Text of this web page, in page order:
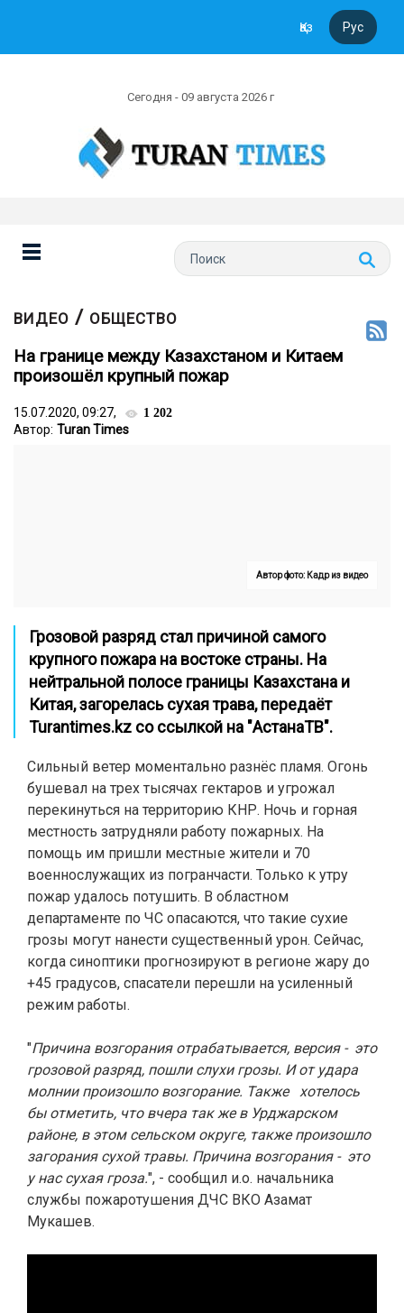
Қаз Рус
Сегодня - 09 августа 2026 г
ВИДЕО / ОБЩЕСТВО
На границе между Казахстаном и Китаем
произошёл крупный пожар
15.07.2020, 09:27, 1 202
Автор: Turan Times
Автор фото: Кадр из видео
Грозовой разряд стал причиной самого
крупного пожара на востоке страны. На
нейтральной полосе границы Казахстана и
Китая, загорелась сухая трава, передаёт
Turantimes.kz со ссылкой на "АстанаТВ".
Сильный ветер моментально разнёс пламя. Огонь
бушевал на трех тысячах гектаров и угрожал
перекинуться на территорию КНР. Ночь и горная
местность затрудняли работу пожарных. На
помощь им пришли местные жители и 70
военнослужащих из погранчасти. Только к утру
пожар удалось потушить. В областном
департаменте по ЧС опасаются, что такие сухие
грозы могут нанести существенный урон. Сейчас,
когда синоптики прогнозируют в регионе жару до
+45 градусов, спасатели перешли на усиленный
режим работы.
"Причина возгорания отрабатывается, версия - это
грозовой разряд, пошли слухи грозы. И от удара
молнии произошло возгорание. Также хотелось
бы отметить, что вчера так же в Урджарском
районе, в этом сельском округе, также произошло
загорания сухой травы. Причина возгорания - это
у нас сухая гроза.", - сообщил и.о. начальника
службы пожаротушения ДЧС ВКО Азамат
Мукашев.